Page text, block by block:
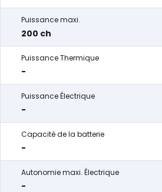
Puissance maxi.
200 ch
Puissance Thermique
-
Puissance Électrique
-
Capacité de la batterie
-
Autonomie maxi. Électrique
-